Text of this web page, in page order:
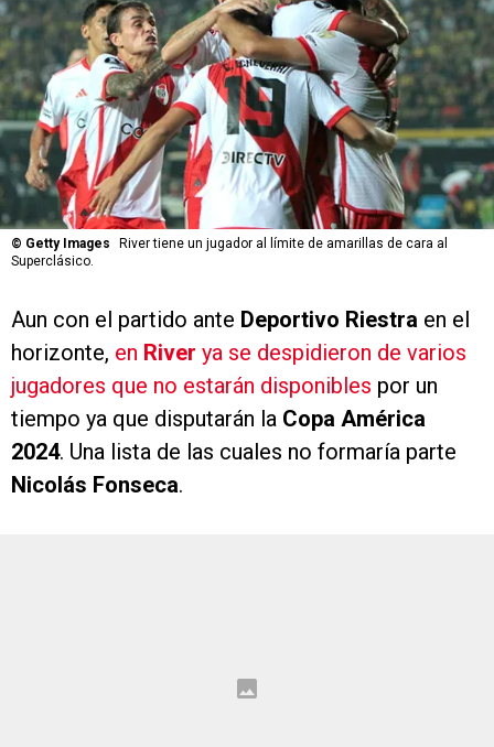
© Getty Images
River tiene un jugador al límite de amarillas de cara al
Superclásico.
Aun con el partido ante Deportivo Riestra en el
horizonte, en River ya se despidieron de varios
jugadores que no estarán disponibles por un
tiempo ya que disputarán la Copa América
2024. Una lista de las cuales no formaría parte
Nicolás Fonseca.